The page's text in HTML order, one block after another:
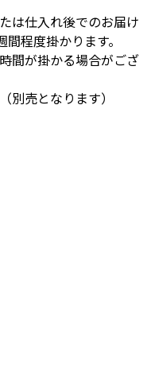
は仕入れ後でのお届け
程度掛かります。
間が掛かる場合がござ
売となります）